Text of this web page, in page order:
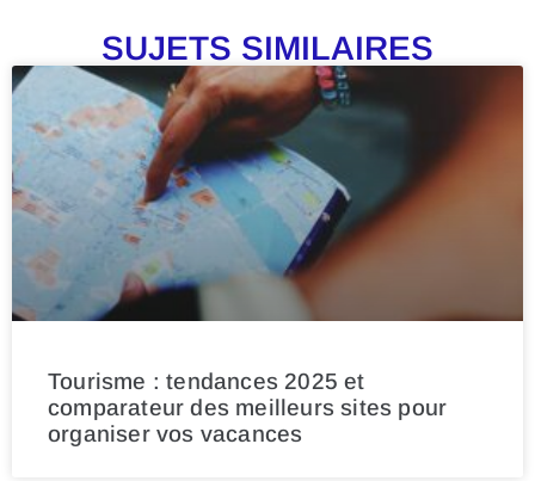
SUJETS SIMILAIRES
Tourisme : tendances 2025 et
comparateur des meilleurs sites pour
organiser vos vacances